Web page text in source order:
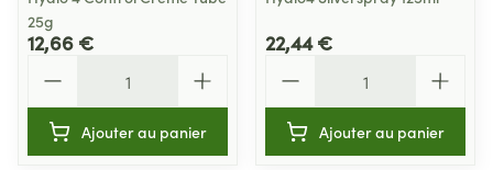
25g
12,66 €
Ajouter au panier
22,44 €
Ajouter au panier